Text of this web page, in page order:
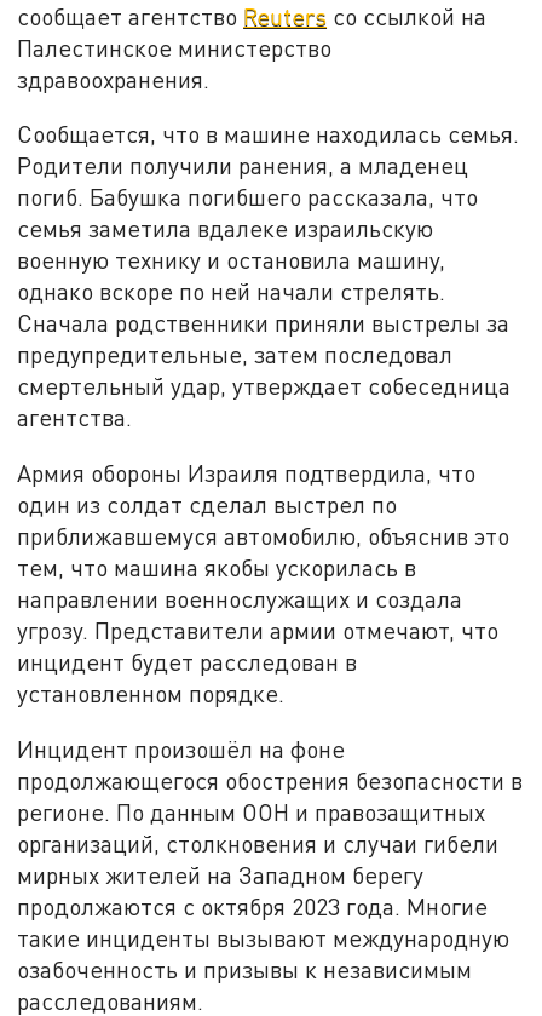
сообщает агентство Reuters со ссылкой на
Палестинское министерство
здравоохранения.
Сообщается, что в машине находилась семья.
Родители получили ранения, а младенец
погиб. Бабушка погибшего рассказала, что
семья заметила вдалеке израильскую
военную технику и остановила машину,
однако вскоре по ней начали стрелять.
Сначала родственники приняли выстрелы за
предупредительные, затем последовал
смертельный удар, утверждает собеседница
агентства.
Армия обороны Израиля подтвердила, что
один из солдат сделал выстрел по
приближавшемуся автомобилю, объяснив это
тем, что машина якобы ускорилась в
направлении военнослужащих и создала
угрозу. Представители армии отмечают, что
инцидент будет расследован в
установленном порядке.
Инцидент произошёл на фоне
продолжающегося обострения безопасности в
регионе. По данным ООН и правозащитных
организаций, столкновения и случаи гибели
мирных жителей на Западном берегу
продолжаются с октября 2023 года. Многие
такие инциденты вызывают международную
озабоченность и призывы к независимым
расследованиям.